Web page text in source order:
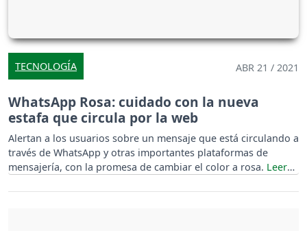
TECNOLOGÍA ABR 21 / 2021
WhatsApp Rosa: cuidado con la nueva
estafa que circula por la web
Alertan a los usuarios sobre un mensaje que está circulando a
través de WhatsApp y otras importantes plataformas de
mensajería, con la promesa de cambiar el color a rosa.